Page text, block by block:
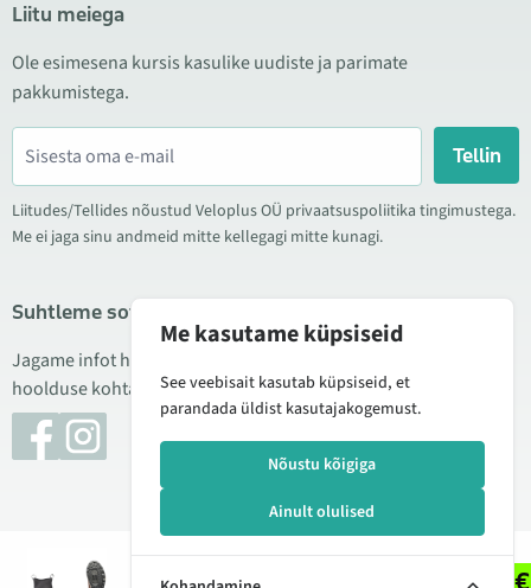
269,90 € - 280,00 € 199,00 € - 199,90 €
Liitu meiega
Ole esimesena kursis kasulike uudiste ja parimate
pakkumistega.
Tellin
Liitudes/Tellides nõustud Veloplus OÜ privaatsuspoliitika tingimustega.
Me ei jaga sinu andmeid mitte kellegagi mitte kunagi.
Suhtleme sotsiaalmeedias
Jagame infot hea hinna kampaaniate, uute toodete ning
hoolduse kohta. Mõnikord teeme ka tooteülevaateid.
© 2026 Veloplus OÜ. Kõik õigused kaitstud
Me kasutame küpsiseid
See veebisait kasutab küpsiseid, et
parandada üldist kasutajakogemust.
Nõustu kõigiga
Ainult olulised